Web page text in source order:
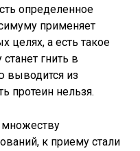
определенное
применяет
целях, а есть такое
гнить в
выводится из
протеин нельзя.
множеству
к приему стали